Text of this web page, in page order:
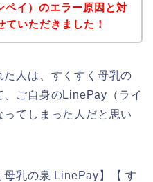
イ）のエラー原因と対
ていただきました！
人は、すくすく母乳の
ご自身のLinePay（ライ
てしまった人だと思い
母乳の泉 LinePay】【 す